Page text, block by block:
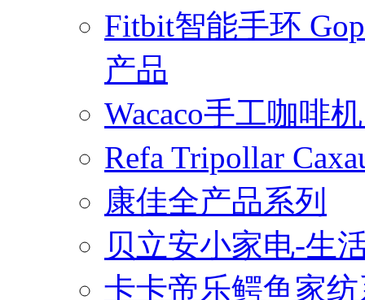
Fitbit智能手环
产品
Wacaco手工咖啡
Refa Tripollar
康佳全产品系列
贝立安小家电-生
卡卡帝乐鳄鱼家